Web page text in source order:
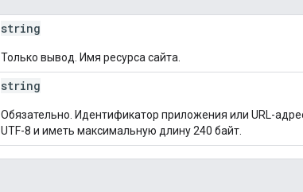
string
Только вывод. Имя ресурса сайта.
string
Обязательно. Идентификатор приложения или URL-
UTF-8 и иметь максимальную длину 240 байт.